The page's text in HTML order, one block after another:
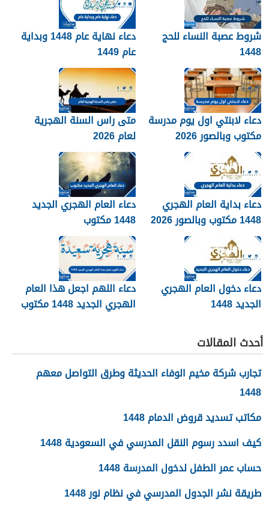
شروط عصبة النساء للحج
1448
دعاء نهاية عام 1448 وبداية
عام 1449
دعاء لابنتي اول يوم مدرسة
مكتوب وبالصور 2026
متى راس السنة الهجرية
لعام 2026
دعاء بداية العام الهجري
1448 مكتوب وبالصور 2026
دعاء العام الهجري الجديد
1448 مكتوب
دعاء دخول العام الهجري
الجديد 1448
دعاء اللهم اجعل هذا العام
الهجري الجديد 1448 مكتوب
أحدث المقالات
تجارب شركة مخيم الوفاء الحديثة وطرق التواصل معهم
1448
مكاتب تسديد قروض الدمام 1448
كيف اسدد رسوم النقل المدرسي في السعودية 1448
حساب عمر الطفل لدخول المدرسة 1448
طريقة نشر الجدول المدرسي في نظام نور 1448